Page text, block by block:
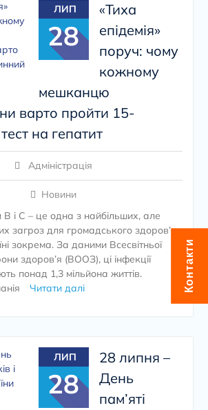
ЛИП
28
«Тиха
епідемія»
поруч: чому
кожному
мешканцю
варто пройти 15-
на гепатит
Адміністрація
Новини
B і C – це одна з найбільших, але
загроз для громадського здоров’я
зокрема. За даними Всесвітньої
здоров’я (ВООЗ), ці інфекції
понад 1,3 мільйона життів.
Читати далі
ЛИП
28
28 липня –
День
пам’яті
Контакти